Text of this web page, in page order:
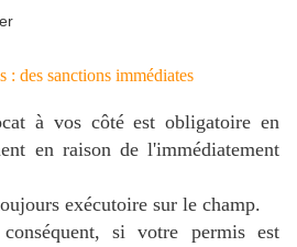
des sanctions immédiates
à vos côté est obligatoire en
en raison de l'immédiatement
exécutoire sur le champ.
si votre permis est